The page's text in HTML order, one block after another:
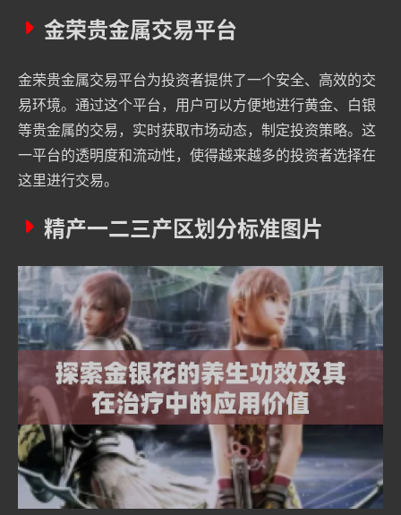
金荣贵金属交易平台
金荣贵金属交易平台为投资者提供了一个安全、高效的交
易环境。通过这个平台，用户可以方便地进行黄金、白银
等贵金属的交易，实时获取市场动态，制定投资策略。这
一平台的透明度和流动性，使得越来越多的投资者选择在
这里进行交易。
精产一二三产区划分标准图片